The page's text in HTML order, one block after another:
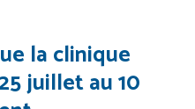
la clinique
juillet au 10